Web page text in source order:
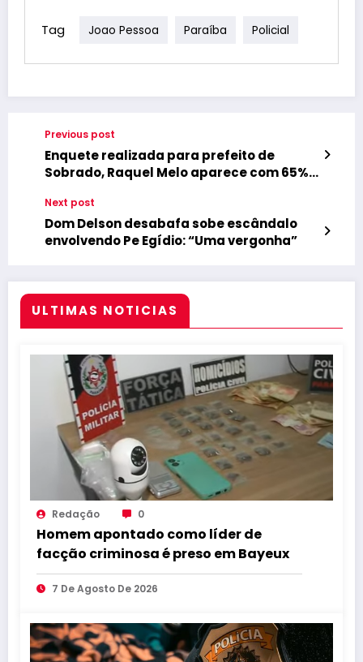
Tag Joao Pessoa Paraíba Policial
Previous post
Enquete realizada para prefeito de
Sobrado, Raquel Melo aparece com 65%,
Martins com 4%
Next post
Dom Delson desabafa sobe escândalo
envolvendo Pe Egídio: “Uma vergonha”
ULTIMAS NOTICIAS
Redação 0
Homem apontado como líder de
facção criminosa é preso em Bayeux
7 De Agosto De 2026